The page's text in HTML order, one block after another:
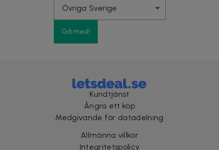
Gå med!
Kundtjänst
Ångra ett köp
Medgivande för datadelning
Allmänna villkor
Integritetspolicy